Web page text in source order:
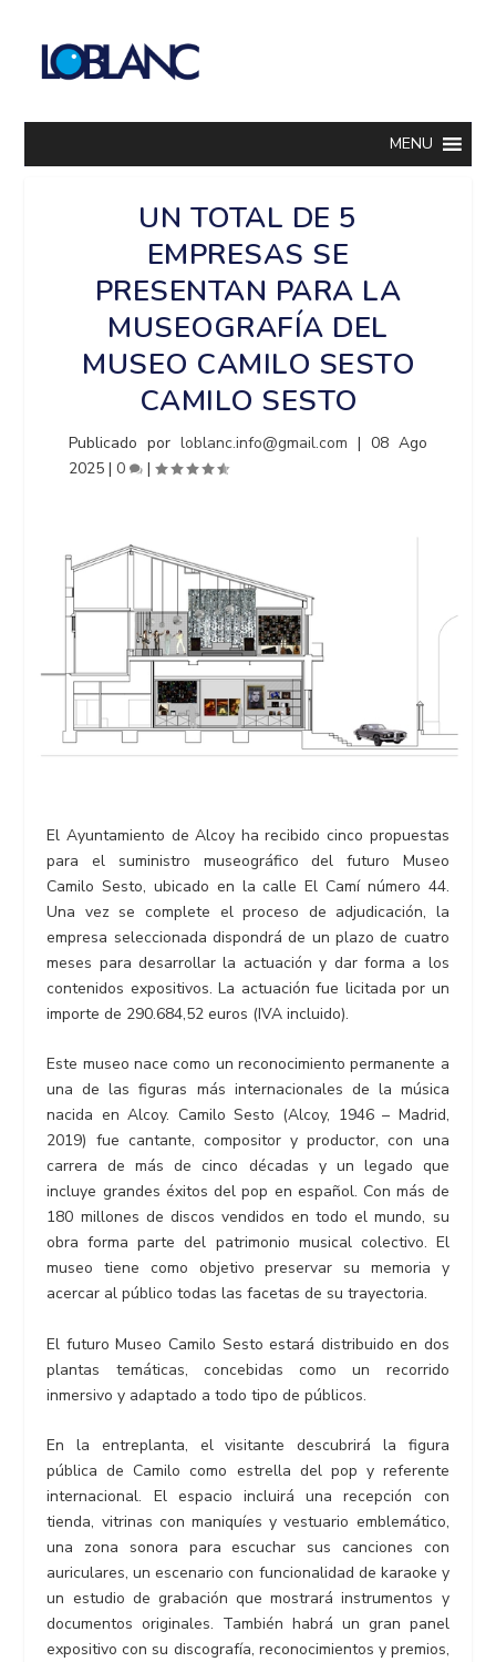
MENU
UN TOTAL DE 5
EMPRESAS SE
PRESENTAN PARA LA
MUSEOGRAFÍA DEL
MUSEO CAMILO SESTO
CAMILO SESTO
Publicado porloblanc.info@gmail.com | 08 Ago
2025 |0 |
El Ayuntamiento de Alcoy ha recibido cinco propuestas
para el suministro museográfico del futuro Museo
Camilo Sesto, ubicado en la calle El Camí número 44.
Una vez se complete el proceso de adjudicación, la
empresa seleccionada dispondrá de un plazo de cuatro
meses para desarrollar la actuación y dar forma a los
contenidos expositivos. La actuación fue licitada por un
importe de 290.684,52 euros (IVA incluido).
Este museo nace como un reconocimiento permanente a
una de las figuras más internacionales de la música
nacida en Alcoy. Camilo Sesto (Alcoy, 1946 – Madrid,
2019) fue cantante, compositor y productor, con una
carrera de más de cinco décadas y un legado que
incluye grandes éxitos del pop en español. Con más de
180 millones de discos vendidos en todo el mundo, su
obra forma parte del patrimonio musical colectivo. El
museo tiene como objetivo preservar su memoria y
acercar al público todas las facetas de su trayectoria.
El futuro Museo Camilo Sesto estará distribuido en dos
plantas temáticas, concebidas como un recorrido
inmersivo y adaptado a todo tipo de públicos.
En la entreplanta, el visitante descubrirá la figura
pública de Camilo como estrella del pop y referente
internacional. El espacio incluirá una recepción con
tienda, vitrinas con maniquíes y vestuario emblemático,
una zona sonora para escuchar sus canciones con
auriculares, un escenario con funcionalidad de karaoke y
un estudio de grabación que mostrará instrumentos y
documentos originales. También habrá un gran panel
expositivo con su discografía, reconocimientos y premios,